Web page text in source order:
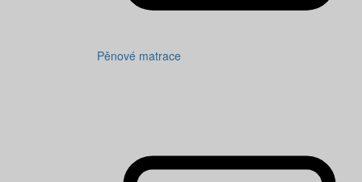
Pěnové matrace